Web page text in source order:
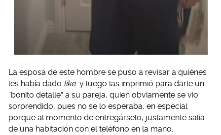
La esposa de este hombre se puso a revisar a quiénes
les había dado like y luego las imprimió para darle un
“bonito detalle” a su pareja, quien obviamente se vio
sorprendido, pues no se lo esperaba, en especial
porque al momento de entregárselo, justamente salía
de una habitación con el teléfono en la mano.